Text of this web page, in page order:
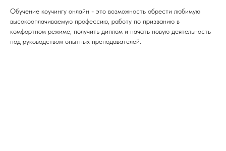
Обучение коучингу онлайн - это возможность обрести любимую
высокооплачиваемую профессию, работу по призванию в
комфортном режиме, получить диплом и начать новую деятельность
под руководством опытных преподавателей.